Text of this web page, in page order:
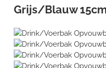
Grijs/Blauw